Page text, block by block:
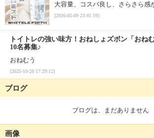
大容量、コスパ良し、さらさら感
[2026-05-09 23:41:19]
トイトレの強い味方！おねしょズボン「おね
10名募集♪
おねむう
[2025-10-28 17:29:12]
ブログ
ブログは、まだありません
画像